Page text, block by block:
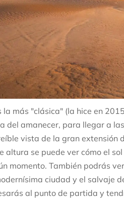
la más "clásica" (la hice en
del amanecer, para llegar a
vista de la gran extensión
altura se puede ver cómo el
momento. También podrás
ciudad y el salvaje
al punto de partida y